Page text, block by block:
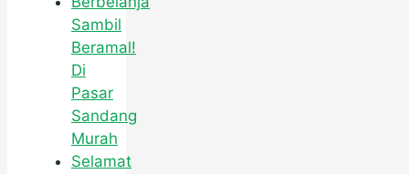
Sambil
Beramal!
Di
Pasar
Sandang
Murah
Selamat